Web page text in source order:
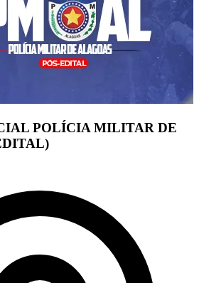
POLÍCIA MILITAR DE